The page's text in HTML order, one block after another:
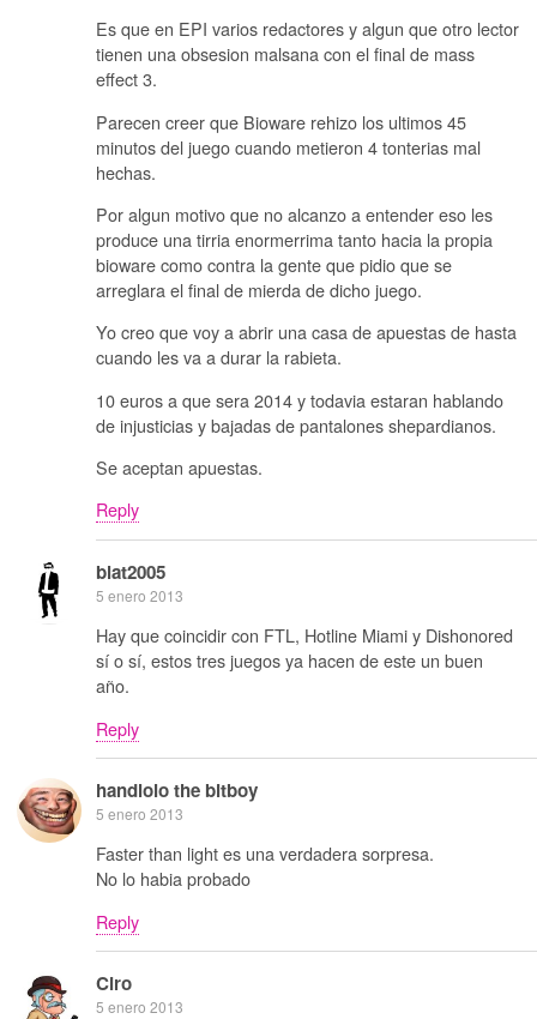
Es que en EPI varios redactores y algun que otro lector
tienen una obsesion malsana con el final de mass
effect 3.
Parecen creer que Bioware rehizo los ultimos 45
minutos del juego cuando metieron 4 tonterias mal
hechas.
Por algun motivo que no alcanzo a entender eso les
produce una tirria enormerrima tanto hacia la propia
bioware como contra la gente que pidio que se
arreglara el final de mierda de dicho juego.
Yo creo que voy a abrir una casa de apuestas de hasta
cuando les va a durar la rabieta.
10 euros a que sera 2014 y todavia estaran hablando
de injusticias y bajadas de pantalones shepardianos.
Se aceptan apuestas.
Reply
blat2005
5 enero 2013
Hay que coincidir con FTL, Hotline Miami y Dishonored
sí o sí, estos tres juegos ya hacen de este un buen
año.
Reply
handlolo the bitboy
5 enero 2013
Faster than light es una verdadera sorpresa.
No lo habia probado
Reply
Ciro
5 enero 2013